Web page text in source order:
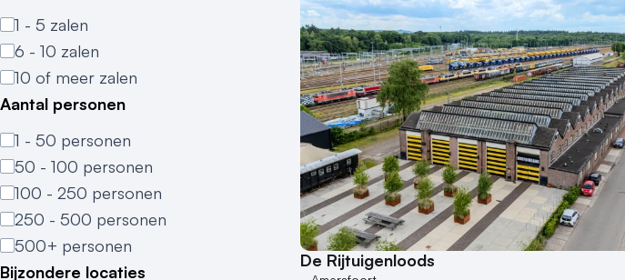
1 - 5 zalen
6 - 10 zalen
10 of meer zalen
Aantal personen
1 - 50 personen
50 - 100 personen
100 - 250 personen
250 - 500 personen
500+ personen
Bijzondere locaties
De Rijtuigenloods